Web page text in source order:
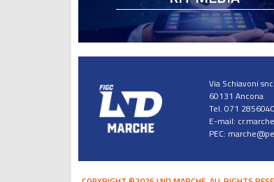
Via Schiavoni snc
60131 Ancona
Tel. 071
E-mail:
PEC: